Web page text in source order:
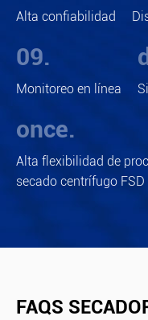
Alta confiabilidad
09.
Monitoreo en línea
once.
Alta flexibilidad de
secado centrífugo FSD
FAQS